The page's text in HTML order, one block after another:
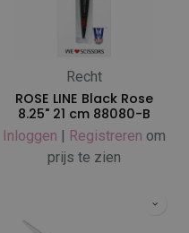
Recht
ROSE LINE Black Rose
8.25" 21 cm 88080-B
Inloggen | Registreren om
prijs te zien